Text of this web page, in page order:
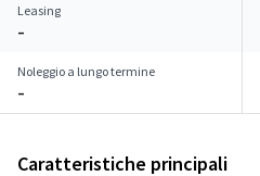
Leasing
–
Noleggio a lungo termine
–
Caratteristiche principali